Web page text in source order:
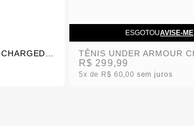
ESGOTOUAVISE-ME
R$ 299,99
5x R$ 60,00 sem juros